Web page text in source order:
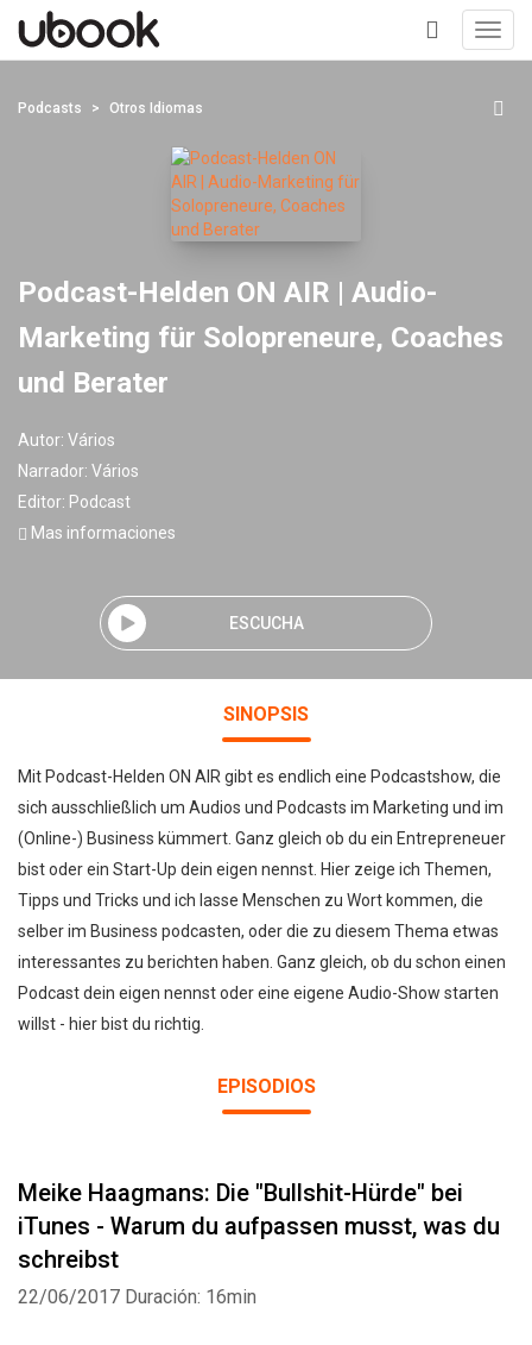
+
Podcasts Otros Idiomas
Podcast-Helden ON AIR | Audio-
Marketing für Solopreneure, Coaches
und Berater
Autor: Vários
Narrador: Vários
Editor: Podcast
Mas informaciones
ESCUCHA
SINOPSIS
Mit Podcast-Helden ON AIR gibt es endlich eine Podcastshow, die
sich ausschließlich um Audios und Podcasts im Marketing und im
(Online-) Business kümmert. Ganz gleich ob du ein Entrepreneuer
bist oder ein Start-Up dein eigen nennst. Hier zeige ich Themen,
Tipps und Tricks und ich lasse Menschen zu Wort kommen, die
selber im Business podcasten, oder die zu diesem Thema etwas
interessantes zu berichten haben. Ganz gleich, ob du schon einen
Podcast dein eigen nennst oder eine eigene Audio-Show starten
willst - hier bist du richtig.
EPISODIOS
Meike Haagmans: Die "Bullshit-Hürde" bei
iTunes - Warum du aufpassen musst, was du
schreibst
22/06/2017 Duración: 16min